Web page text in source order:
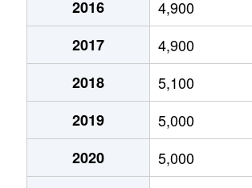
岩戸南
4,400万円
岩戸南
5,400万円
岩戸南
5,400万円
岩戸南
3,100万円
2016
4,900
2017
4,900
2018
5,100
2019
5,000
2020
5,000